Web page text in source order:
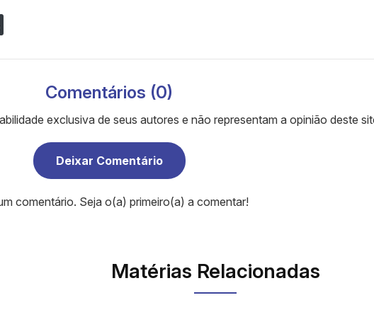
Comentários (0)
exclusiva de seus autores e não representam a opinião deste
Deixar Comentário
comentário. Seja o(a) primeiro(a) a comentar!
Matérias Relacionadas